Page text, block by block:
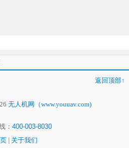
返回顶部↑
无人机网（www.youuav.com)
： 400-003-8030
关于我们